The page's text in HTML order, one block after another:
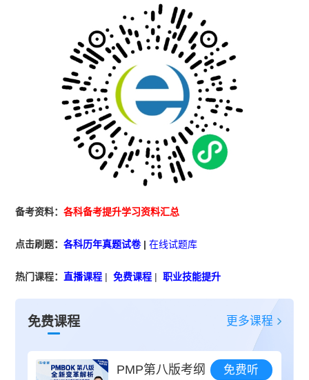
备考资料：各科备考提升学习资料汇总
点击刷题：各科历年真题试卷|在线试题库
热门课程： 直播课程 |免费课程 | 职业技能提升
免费课程 更多课程
PMP第八版考纲
免费听